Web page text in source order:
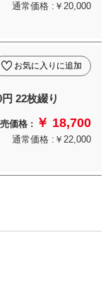
通常価格 :￥20,000
22枚綴り
お気に入りに追加
価格 : ￥ 18,700
通常価格 :￥22,000